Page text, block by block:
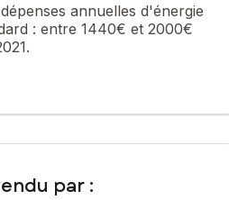
annuelles d'énergie
: entre 1440€ et 2000€
par :